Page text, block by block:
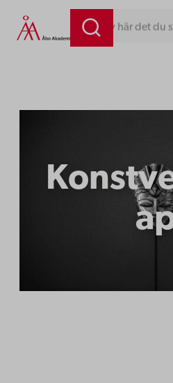
Skriv här det du